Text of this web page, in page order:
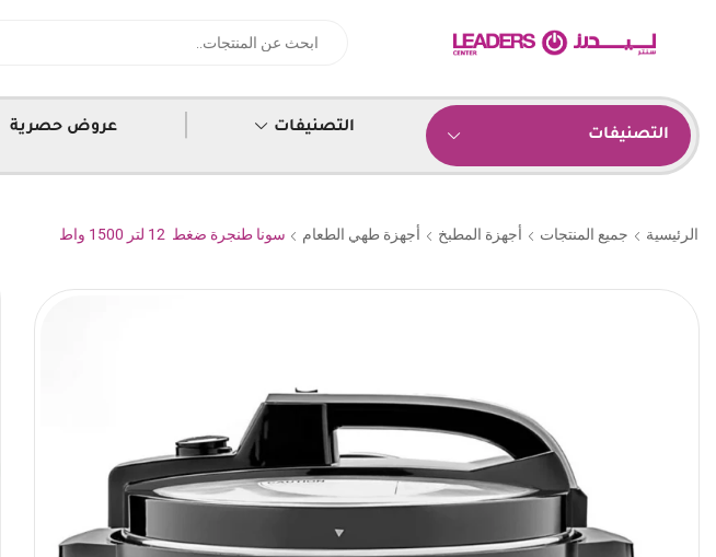
التصنيفات التصنيفات عروض حصرية
الرئيسية جميع المنتجات أجهزة المطبخ أجهزة طهي الطعام سونا طنجرة ضغط 12 لتر 1500 واط